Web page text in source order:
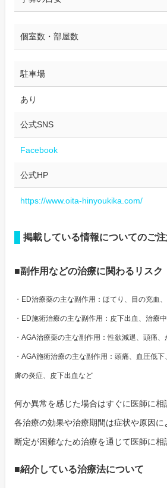
個室数・部屋数
駐車場
あり
公式SNS
Facebook
公式HP
https://www.oita-hinyoukika.com/
掲載している情報についてのご
■副作用などの治療に関わるリスク
・ED治療薬の主な副作用：ほてり、目の充血
・ED施術治療の主な副作用：皮下出血、治療
・AGA治療薬の主な副作用：性欲減退、頭痛
・AGA施術治療の主な副作用：頭痛、血圧低
膚の炎症、皮下出血など
何か異常を感じた場合はすぐに医師に相
各治療の効果や治療期間は症状や原因に
断定が困難なため治療を通じて医師に相
■紹介している治療法について